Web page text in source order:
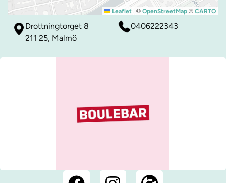
Leaflet | © OpenStreetMap © CARTO
Drottningtorget 8
211 25, Malmö
0406222343